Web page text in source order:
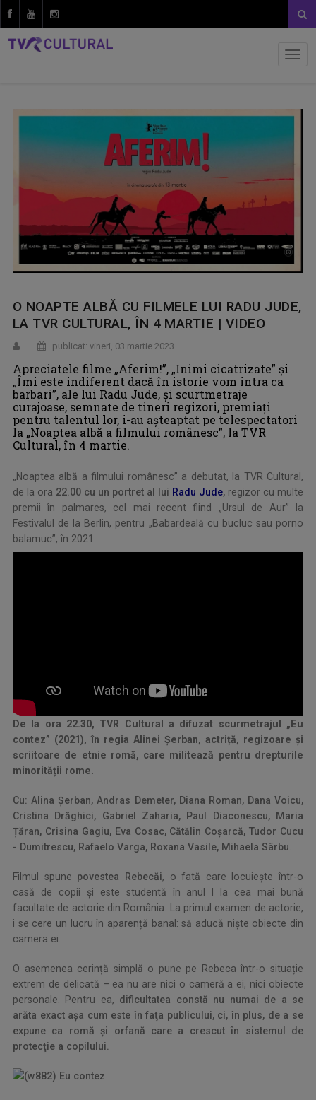
O NOAPTE ALBĂ CU FILMELE LUI RADU JUDE,
LA TVR CULTURAL, ÎN 4 MARTIE | VIDEO
publicat: vineri, 03 martie 2023
Apreciatele filme „Aferim!”, „Inimi cicatrizate” și
„Îmi este indiferent dacă în istorie vom intra ca
barbari”, ale lui Radu Jude, și scurtmetraje
curajoase, semnate de tineri regizori, premiați
pentru talentul lor, i-au așteaptat pe telespectatori
la „Noaptea albă a filmului românesc”, la TVR
Cultural, în 4 martie.
„Noaptea albă a filmului românesc” a debutat, la TVR Cultural,
de la ora 22.00 cu un portret al lui Radu Jude, regizor cu multe
premii în palmares, cel mai recent fiind „Ursul de Aur” la
Festivalul de la Berlin, pentru „Babardeală cu bucluc sau porno
balamuc”, în 2021.
De la ora 22.30, TVR Cultural a difuzat scurmetrajul „Eu
contez” (2021), în regia Alinei Șerban, actriță, regizoare și
scriitoare de etnie romă, care militează pentru drepturile
minorității rome.
Cu: Alina Șerban, Andras Demeter, Diana Roman, Dana Voicu,
Cristina Drăghici, Gabriel Zaharia, Paul Diaconescu, Maria
Țăran, Crisina Gagiu, Eva Cosac, Cătălin Coșarcă, Tudor Cucu
- Dumitrescu, Rafaelo Varga, Roxana Vasile, Mihaela Sârbu
Filmul spune povestea Rebecăi, o fată care locuiește într-o
casă de copii și este studentă în anul I la cea mai bună
facultate de actorie din România. La primul examen de actorie,
i se cere un lucru în aparență banal: să aducă nişte obiecte din
camera ei.
O asemenea cerință simplă o pune pe Rebeca într-o situație
extrem de delicată – ea nu are nici o cameră a ei, nici obiecte
personale. Pentru ea, dificultatea constă nu numai de a se
arăta exact aşa cum este în faţa publicului, ci, în plus, de a se
expune ca romă şi orfană care a crescut în sistemul de
protecţie a copilului.